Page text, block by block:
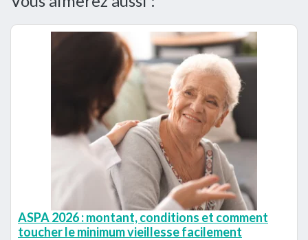
ASPA 2026 : montant, conditions et comment
toucher le minimum vieillesse facilement